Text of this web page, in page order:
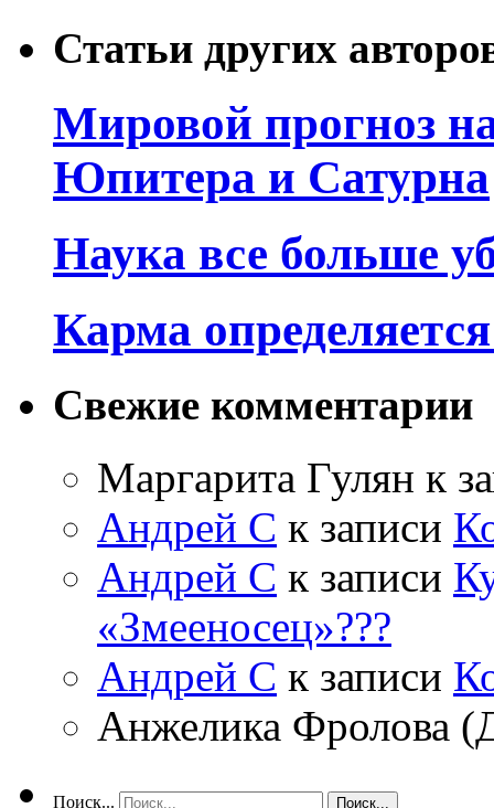
Статьи других
Мировой прогноз
Юпитера и Сатурна
Наука все больше
Карма
Свежие комментарии
Маргарита Гулян к
Андрей С к записи
Андрей С к записи
«Змееносец»???
Андрей С к записи
Анжелика Фролова
Поиск...